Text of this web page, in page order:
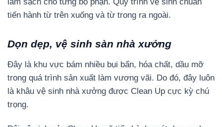
tiến hành từ trên xuống và từ trong ra ngoài.
Dọn dẹp, vệ sinh sàn nhà xưởng
Đây là khu vực bám nhiều bụi bẩn, hóa chất, dầu mỡ
trong quá trình sản xuất làm vương vãi. Do đó, đây luôn
là khâu vệ sinh nhà xưởng được Clean Up cực kỳ chú
trọng.